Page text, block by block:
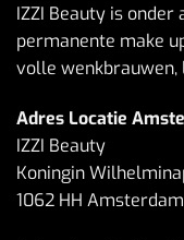
IZZI Beauty is
permanente make
volle
Adres Locatie
IZZI Beauty
Koningin
1062 HH Amsterdam